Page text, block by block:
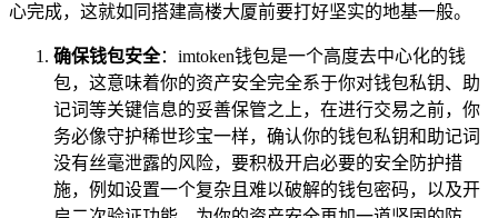
心完成，这就如同搭建高楼大厦前要打好坚实的地基一般。
确保钱包安全：imtoken钱包是一个高度去中心化的钱
包，这意味着你的资产安全完全系于你对钱包私钥、助
记词等关键信息的妥善保管之上，在进行交易之前，你
务必像守护稀世珍宝一样，确认你的钱包私钥和助记词
没有丝毫泄露的风险，要积极开启必要的安全防护措
施，例如设置一个复杂且难以破解的钱包密码，以及开